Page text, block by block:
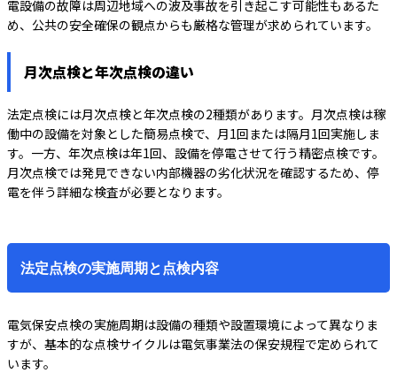
電設備の故障は周辺地域への波及事故を引き起こす可能性もあるた
め、公共の安全確保の観点からも厳格な管理が求められています。
月次点検と年次点検の違い
法定点検には月次点検と年次点検の2種類があります。月次点検は稼
働中の設備を対象とした簡易点検で、月1回または隔月1回実施しま
す。一方、年次点検は年1回、設備を停電させて行う精密点検です。
月次点検では発見できない内部機器の劣化状況を確認するため、停
電を伴う詳細な検査が必要となります。
法定点検の実施周期と点検内容
電気保安点検の実施周期は設備の種類や設置環境によって異なりま
すが、基本的な点検サイクルは電気事業法の保安規程で定められて
います。